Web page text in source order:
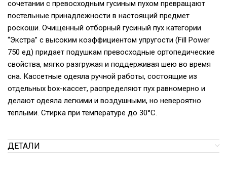
сочетании с превосходным гусиным пухом превращают
постельные принадлежности в настоящий предмет
роскоши. Очищенный отборный гусиный пух категории
“Экстра” с высоким коэффициентом упругости (Fill Power
750 ед) придает подушкам превосходные ортопедические
свойства, мягко разгружая и поддерживая шею во время
сна. Кассетные одеяла ручной работы, состоящие из
отдельных box-кассет, распределяют пух равномерно и
делают одеяла легкими и воздушными, но невероятно
теплыми. Стирка при температуре до 30°С.
ДЕТАЛИ